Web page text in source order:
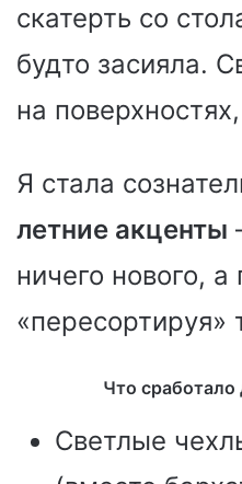
скатерть со
будто засияла.
на
Я стала
летние акценты
ничего нового, а
«пересортируя»
Что сработало
Светлые